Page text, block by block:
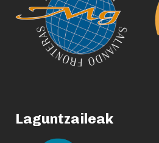
Laguntzaileak